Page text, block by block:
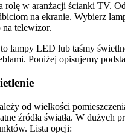
rolę w aranżacji ścianki TV.
na ekranie. Wybierz
na telewizor.
lampy LED lub taśmy
Poniżej opisujemy
od wielkości
źródła światła. W dużych
Lista opcji: